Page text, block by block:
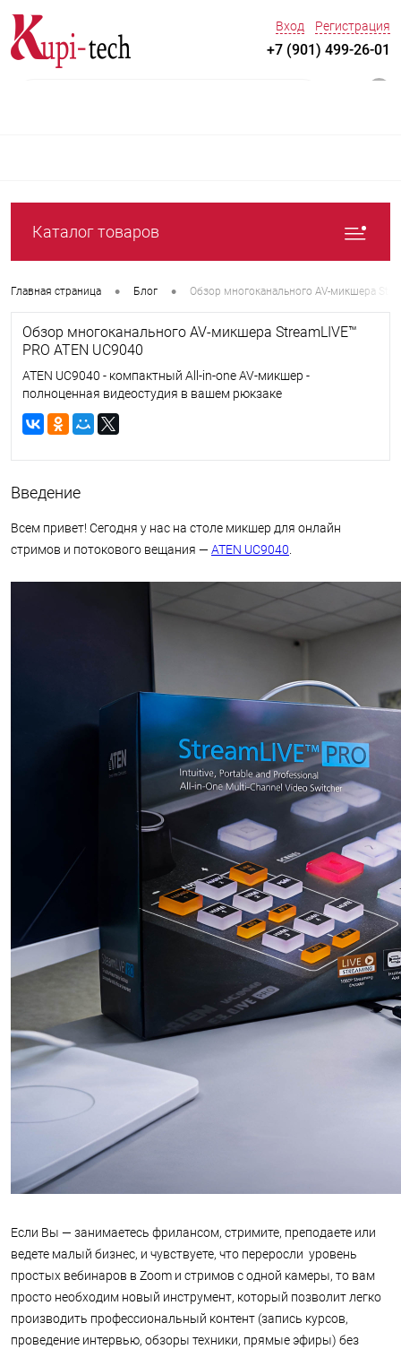
Вход Регистрация
+7 (901) 499-26-01
Каталог товаров
Главная страница • Блог • Обзор многоканального AV-микшера
Обзор многоканального AV-микшера StreamLIVE™
PRO ATEN UC9040
ATEN UC9040 - компактный All-in-one AV-микшер -
полноценная видеостудия в вашем рюкзаке
Введение
Всем привет! Сегодня у нас на столе микшер для онлайн
стримов и потокового вещания — ATEN UC9040
Если Вы — занимаетесь фрилансом, стримите, преподаете или
ведете малый бизнес, и чувствуете, что переросли уровень
простых вебинаров в Zoom и стримов с одной камеры, то вам
просто необходим новый инструмент, который позволит легко
производить профессиональный контент (запись курсов,
проведение интервью, обзоры техники, прямые эфиры) без